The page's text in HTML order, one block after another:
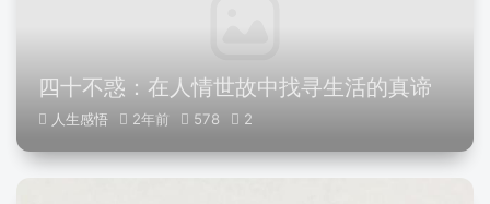
四十不惑：在人情世故中找寻生活的真谛
人生感悟 2年前 578 2